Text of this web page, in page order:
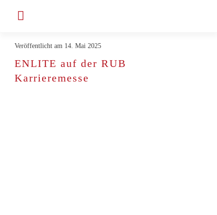
springen
Toggle
Veröffentlicht am 14. Mai 2025
ENLITE auf der RUB
Karrieremesse